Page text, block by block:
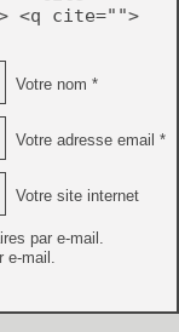
<q cite="">
Votre nom *
Votre adresse email *
Votre site internet
par e-mail.
e-mail.